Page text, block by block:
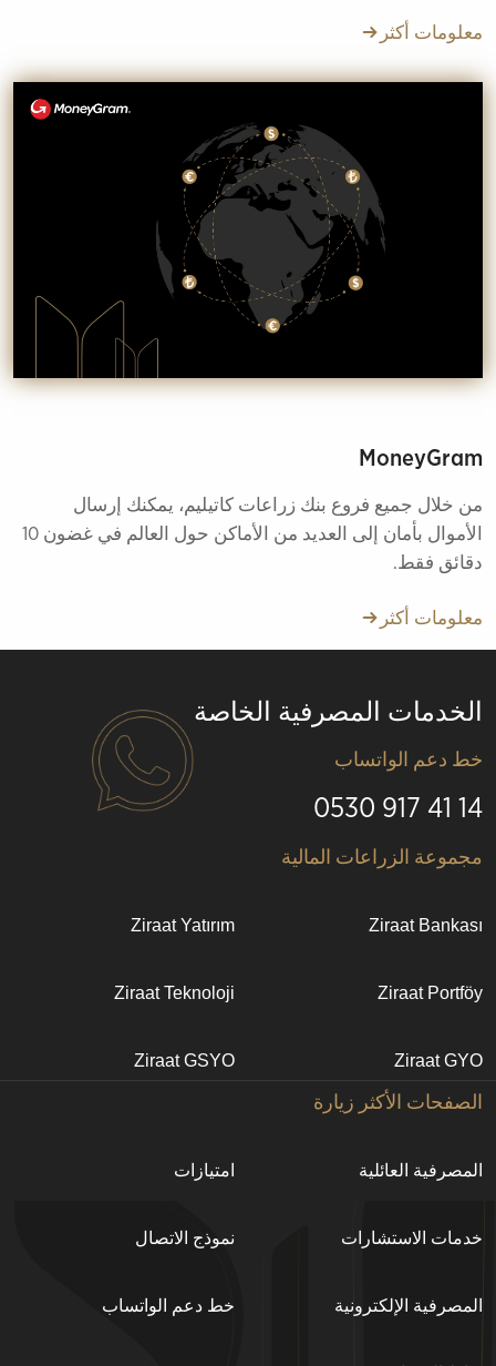
معلومات أكثر
MoneyGram
من خلال جميع فروع بنك زراعات كاتيليم، يمكنك إرسال
الأموال بأمان إلى العديد من الأماكن حول العالم في غضون 10
دقائق فقط.
معلومات أكثر
الخدمات المصرفية الخاصة
خط دعم الواتساب
14 41 917 0530
Alt
مجموعة الزراعات المالية
Ziraat Bankası
Ziraat Yatırım
Ziraat Portföy
Ziraat Teknoloji
Ziraat GYO
Ziraat GSYO
الصفحات الأكثر زيارة
المصرفية العائلية امتيازات
خدمات الاستشارات نموذج الاتصال
المصرفية اﻹلكترونية خط دعم الواتساب